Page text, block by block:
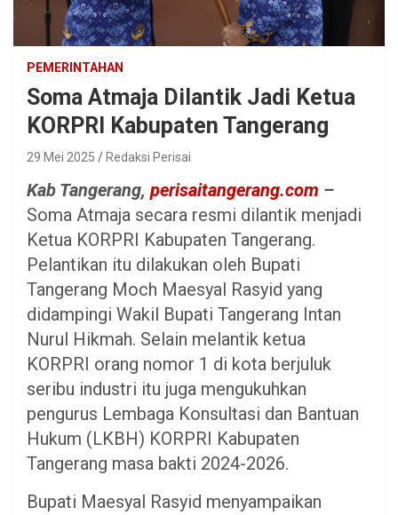
PEMERINTAHAN
Soma Atmaja Dilantik Jadi Ketua
KORPRI Kabupaten Tangerang
29 Mei 2025 Redaksi Perisai
Kab Tangerang, perisaitangerang.com –
Soma Atmaja secara resmi dilantik menjadi
Ketua KORPRI Kabupaten Tangerang.
Pelantikan itu dilakukan oleh Bupati
Tangerang Moch Maesyal Rasyid yang
didampingi Wakil Bupati Tangerang Intan
Nurul Hikmah. Selain melantik ketua
KORPRI orang nomor 1 di kota berjuluk
seribu industri itu juga mengukuhkan
pengurus Lembaga Konsultasi dan Bantuan
Hukum (LKBH) KORPRI Kabupaten
Tangerang masa bakti 2024-2026.
Bupati Maesyal Rasyid menyampaikan